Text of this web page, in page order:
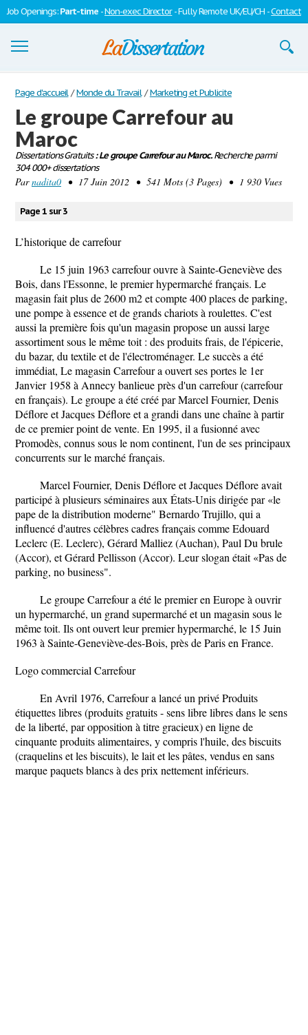
Job Openings:Part-time -Non-exec Director- Fully Remote UK/EU/CH -Contact
Dissertations
S'inscrire
Se connecter
Contactez-nous
Page d'accueil / Monde du Travail / Marketing et Publicite
Le groupe Carrefour au
Maroc
Dissertations Gratuits: Le groupe Carrefour au Maroc.Recherche parmi
304 000+ dissertations
Parnadita0 • 17 Juin 2012 • 541 Mots (3 Pages) • 1 930 Vues
Page 1 sur 3
L’historique de carrefour
Le 15 juin 1963 carrefour ouvre à Sainte-Geneviève des
Bois, dans l'Essonne, le premier hypermarché français. Le
magasin fait plus de 2600 m2 et compte 400 places de parking,
une pompe à essence et de grands chariots à roulettes. C'est
aussi la première fois qu'un magasin propose un aussi large
assortiment sous le même toit : des produits frais, de l'épicerie,
du bazar, du textile et de l'électroménager. Le succès a été
immédiat, Le magasin Carrefour a ouvert ses portes le 1er
Janvier 1958 à Annecy banlieue près d'un carrefour (carrefour
en français). Le groupe a été créé par Marcel Fournier, Denis
Déflore et Jacques Déflore et a grandi dans une chaîne à partir
de ce premier point de vente. En 1995, il a fusionné avec
Promodès, connus sous le nom continent, l'un de ses principaux
concurrents sur le marché français.
Marcel Fournier, Denis Déflore et Jacques Déflore avait
participé à plusieurs séminaires aux États-Unis dirigée par «le
pape de la distribution moderne" Bernardo Trujillo, qui a
influencé d'autres célèbres cadres français comme Edouard
Leclerc (E. Leclerc), Gérard Malliez (Auchan), Paul Du brule
(Accor), et Gérard Pellisson (Accor). Leur slogan était «Pas de
parking, no business".
Le groupe Carrefour a été le premier en Europe à ouvrir
un hypermarché, un grand supermarché et un magasin sous le
même toit. Ils ont ouvert leur premier hypermarché, le 15 Juin
1963 à Sainte-Geneviève-des-Bois, près de Paris en France.
Logo commercial Carrefour
En Avril 1976, Carrefour a lancé un privé Produits
étiquettes libres (produits gratuits - sens libre libres dans le sens
de la liberté, par opposition à titre gracieux) en ligne de
cinquante produits alimentaires, y compris l'huile, des biscuits
(craquelins et les biscuits), le lait et les pâtes, vendus en sans
marque paquets blancs à des prix nettement inférieurs.